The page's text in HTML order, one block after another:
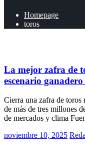
Homepage
toros
La mejor zafra de
escenario
Cierra una zafra de
de más de tres millones
de mercados y clima
Posted
noviembre 10, 2025